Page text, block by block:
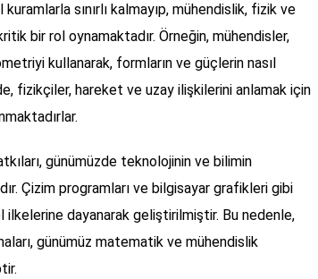
sınırlı kalmayıp, mühendislik, fizik ve
bir rol oynamaktadır. Örneğin, mühendisler,
kullanarak, formların ve güçlerin nasıl
fizikçiler, hareket ve uzay ilişkilerini anlamak için
günümüzde teknolojinin ve bilimin
Çizim programları ve bilgisayar grafikleri gibi
dayanarak geliştirilmiştir. Bu nedenle,
günümüz matematik ve mühendislik